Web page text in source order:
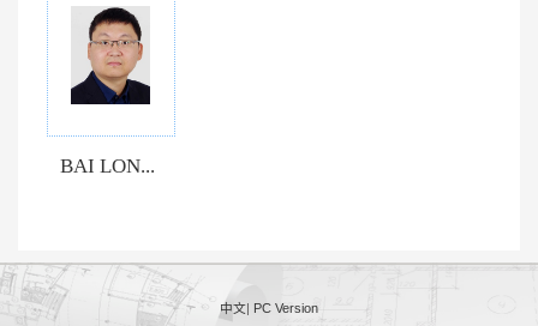
BAI LON...
中文| PC Version